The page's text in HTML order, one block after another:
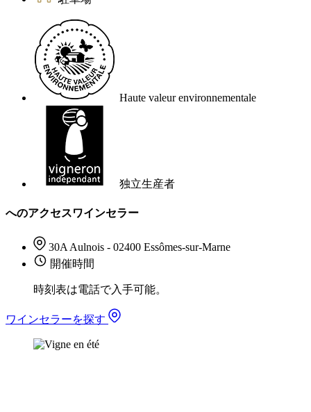
Haute valeur environnementale
独立生産者
へのアクセスワインセラー
30A Aulnois - 02400 Essômes-sur-Marne
開催時間
時刻表は電話で入手可能。
ワインセラーを探す